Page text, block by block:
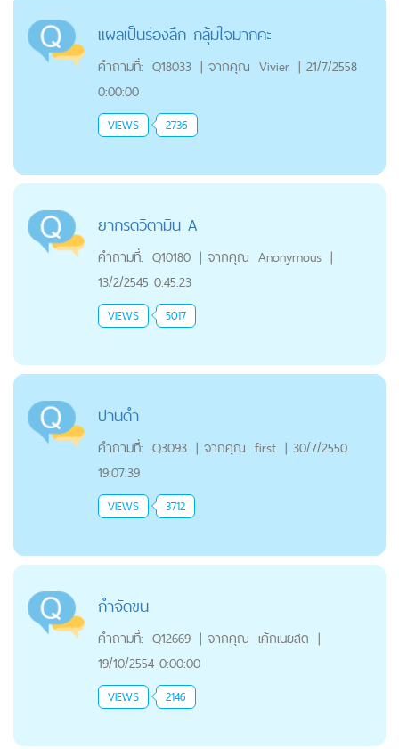
แผลเป็นร่องลึก กลุ้มใจมากคะ
คำถามที่: Q18033 | จากคุณ Vivier | 21/7/2558
0:00:00
VIEWS 2736
ยากรดวิตามิน A
คำถามที่: Q10180 | จากคุณ Anonymous |
13/2/2545 0:45:23
VIEWS 5017
ปานดำ
คำถามที่: Q3093 | จากคุณ first | 30/7/2550
19:07:39
VIEWS 3712
กำจัดขน
คำถามที่: Q12669 | จากคุณ เค้กเนยสด |
19/10/2554 0:00:00
VIEWS 2146